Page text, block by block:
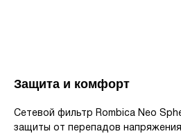
Защита и комфорт
Сетевой фильтр Rombica Neo
защиты от перепадов